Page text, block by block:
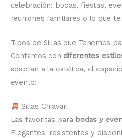
celebración: bodas, fiestas,
reuniones familiares o lo que
Tipos de Sillas que Tenemos
Contamos con diferentes
adaptan a la estética, el
evento:
Sillas Chiavari
Las favoritas para bodas y
Elegantes, resistentes y